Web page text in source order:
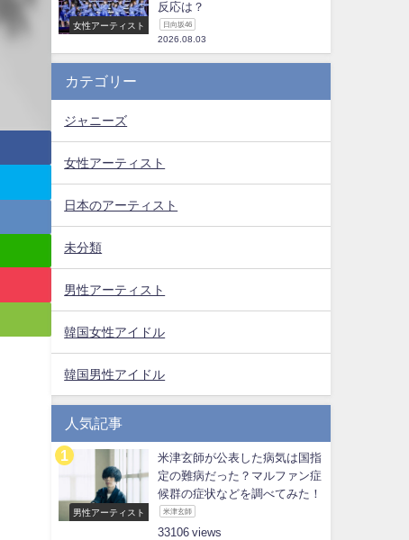
女性アーティスト
反応は？
日向坂46
2026.08.03
カテゴリー
ジャニーズ
女性アーティスト
日本のアーティスト
未分類
男性アーティスト
韓国女性アイドル
韓国男性アイドル
人気記事
男性アーティスト
米津玄師が公表した病気は国指
定の難病だった？マルファン症
候群の症状などを調べてみた！
米津玄師
33106